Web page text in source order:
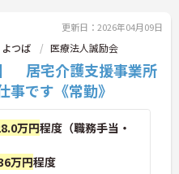
更新日：2026年04月09日
つば 医療法人誠励会
居宅介護支援事業所
事です《常勤》
万円程度（職務手当・
万円程度